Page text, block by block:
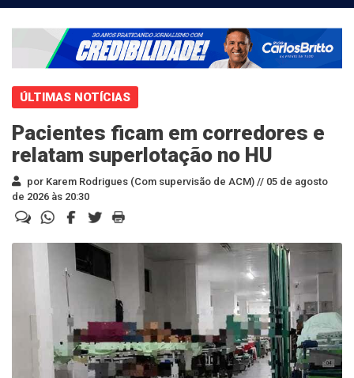
ÚLTIMAS NOTÍCIAS
Pacientes ficam em corredores e
relatam superlotação no HU
por Karem Rodrigues (Com supervisão de ACM) // 05 de agosto
de 2026 às 20:30